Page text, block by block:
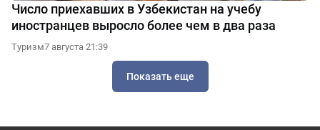
Число приехавших в Узбекистан на учебу
иностранцев выросло более чем в два раза
Туризм7 августа 21:39
Показать еще